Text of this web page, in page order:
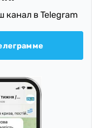
канал в Telegram